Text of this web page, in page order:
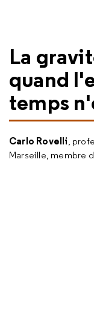
La
quand
temps
Carlo Rovelli,
Marseille, membre